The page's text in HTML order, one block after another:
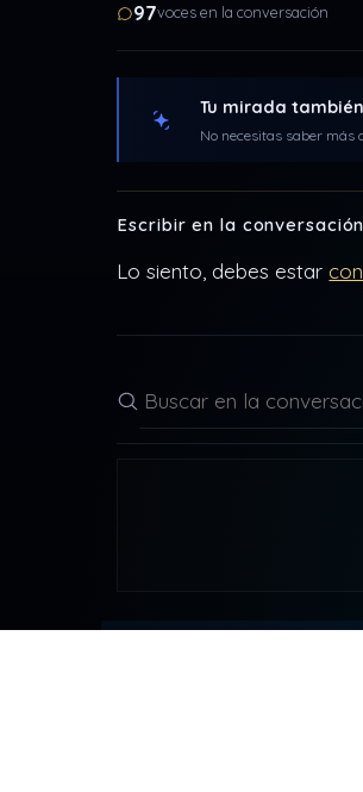
97voces en la conversación
Tu mirada
No necesitas saber más
Escribir en la conversación
Lo siento, debes estar
Buscar en la conversación